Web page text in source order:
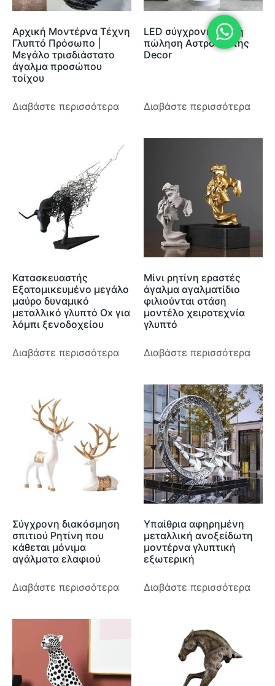
Αρχική Μοντέρνα Τέχνη
Γλυπτό Πρόσωπο |
Μεγάλο τρισδιάστατο
άγαλμα προσώπου
τοίχου
Διαβάστε περισσότερα
LED σύγχρονη καυτή
πώληση Αστροναύτης
Decor
Διαβάστε περισσότερα
Κατασκευαστής
Εξατομικευμένο μεγάλο
μαύρο δυναμικό
μεταλλικό γλυπτό Ox για
λόμπι ξενοδοχείου
Διαβάστε περισσότερα
Μίνι ρητίνη εραστές
άγαλμα αγαλματίδιο
φιλιούνται στάση
μοντέλο χειροτεχνία
γλυπτό
Διαβάστε περισσότερα
Σύγχρονη διακόσμηση
σπιτιού Ρητίνη που
κάθεται μόνιμα
αγάλματα ελαφιού
Διαβάστε περισσότερα
Υπαίθρια αφηρημένη
μεταλλική ανοξείδωτη
μοντέρνα γλυπτική
εξωτερική
Διαβάστε περισσότερα